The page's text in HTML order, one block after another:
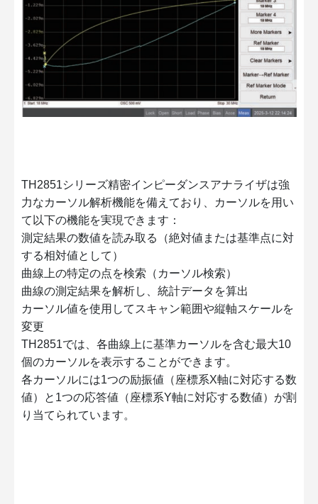
TH2851シリーズ精密インピーダンスアナライザは強
力なカーソル解析機能を備えており、カーソルを用い
て以下の機能を実現できます：
測定結果の数値を読み取る（絶対値または基準点に対
する相対値として）
曲線上の特定の点を検索（カーソル検索）
曲線の測定結果を解析し、統計データを算出
カーソル値を使用してスキャン範囲や縦軸スケールを
変更
TH2851では、各曲線上に基準カーソルを含む最大10
個のカーソルを表示することができます。
各カーソルには1つの励振値（座標系X軸に対応する数
値）と1つの応答値（座標系Y軸に対応する数値）が割
り当てられています。